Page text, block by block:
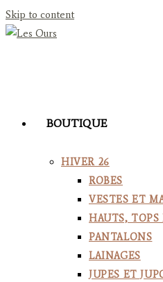
Skip to content
BOUTIQUE
HIVER 26
ROBES
VESTES ET
HAUTS, TOPS
PANTALONS
LAINAGES
JUPES ET